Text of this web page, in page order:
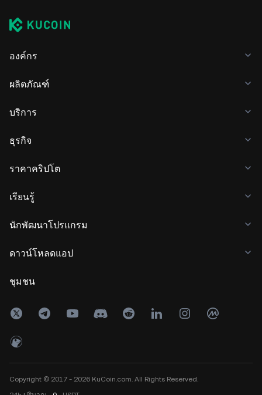
องค์กร
ผลิตภัณฑ์
บริการ
ธุรกิจ
ราคาคริปโต
เรียนรู้
นักพัฒนาโปรแกรม
ดาวน์โหลดแอป
ชุมชน
Copyright © 2017 - 2026 KuCoin.com. All Rights Reserved.